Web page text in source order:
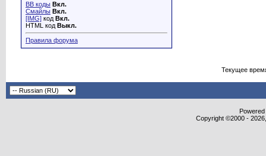
BB коды Вкл.
Смайлы Вкл.
[IMG] код Вкл.
HTML код Выкл.
Правила форума
Текущее
Copyright ©2000 -